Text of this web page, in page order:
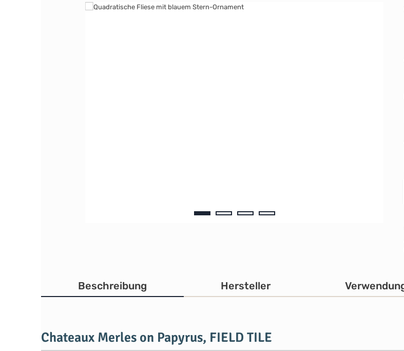
Bildergalerie überspringen
Beschreibung Hersteller
Chateaux Merles on Papyrus, FIELD TILE